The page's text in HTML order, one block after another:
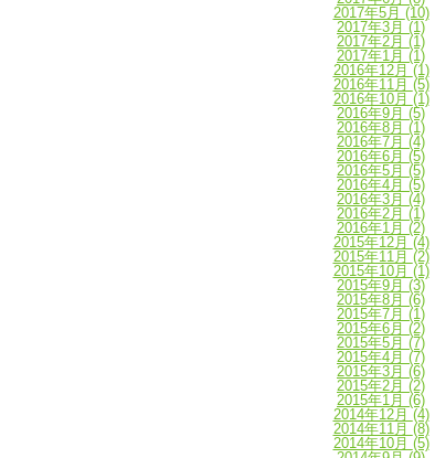
2017年5月 (10)
2017年3月 (1)
2017年2月 (1)
2017年1月 (1)
2016年12月 (1)
2016年11月 (5)
2016年10月 (1)
2016年9月 (5)
2016年8月 (1)
2016年7月 (4)
2016年6月 (5)
2016年5月 (5)
2016年4月 (5)
2016年3月 (4)
2016年2月 (1)
2016年1月 (2)
2015年12月 (4)
2015年11月 (2)
2015年10月 (1)
2015年9月 (3)
2015年8月 (6)
2015年7月 (1)
2015年6月 (2)
2015年5月 (7)
2015年4月 (7)
2015年3月 (6)
2015年2月 (2)
2015年1月 (6)
2014年12月 (4)
2014年11月 (8)
2014年10月 (5)